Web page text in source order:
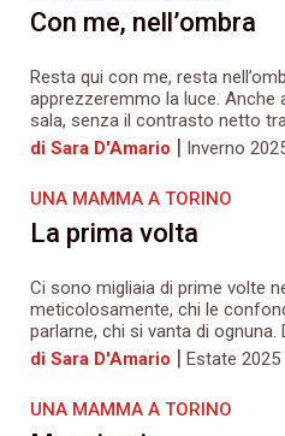
Con me, nell’ombra
Resta qui con me, resta
apprezzeremmo la luce. Anche
sala, senza il contrasto netto
di Sara D'Amario | Inverno
UNA MAMMA A TORINO
La prima volta
Ci sono migliaia di prime volte
meticolosamente, chi le
parlarne, chi si vanta di ognuna.
di Sara D'Amario | Estate 2025
UNA MAMMA A TORINO